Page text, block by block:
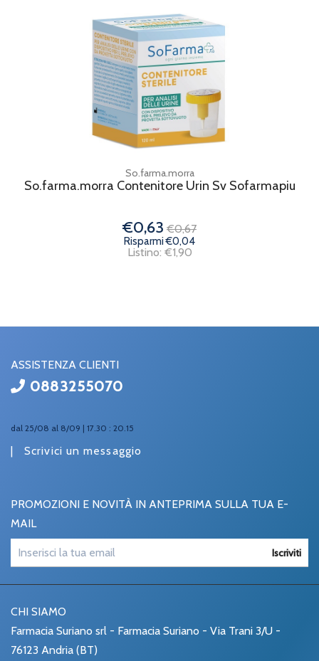
So.farma.morra
So.farma.morra Contenitore Urin Sv Sofarmapiu
€0,63 €0,67
Risparmi €0,04
Listino: €1,90
ASSISTENZA CLIENTI
0883255070
dal 25/08 al 8/09 | 17.30 : 20.15
| Scrivici un messaggio
PROMOZIONI E NOVITÀ IN ANTEPRIMA SULLA TUA E-
MAIL
Iscriviti
CHI SIAMO
Farmacia Suriano srl - Farmacia Suriano - Via Trani 3/U -
76123 Andria (BT)